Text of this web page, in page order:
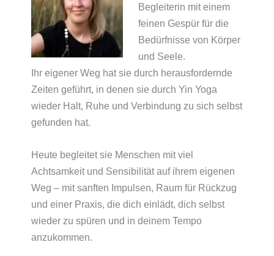
Begleiterin mit einem
feinen Gespür für die
Bedürfnisse von Körper
und Seele.
Ihr eigener Weg hat sie durch herausfordernde
Zeiten geführt, in denen sie durch Yin Yoga
wieder Halt, Ruhe und Verbindung zu sich selbst
gefunden hat.
Heute begleitet sie Menschen mit viel
Achtsamkeit und Sensibilität auf ihrem eigenen
Weg – mit sanften Impulsen, Raum für Rückzug
und einer Praxis, die dich einlädt, dich selbst
wieder zu spüren und in deinem Tempo
anzukommen.